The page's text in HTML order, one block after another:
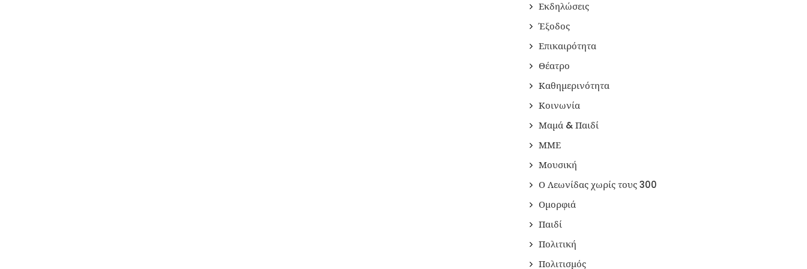
Εκδηλώσεις
Έξοδος
Επικαιρότητα
Θέατρο
Καθημερινότητα
Κοινωνία
Μαμά & Παιδί
ΜΜΕ
Μουσική
Ο Λεωνίδας χωρίς τους 300
Ομορφιά
Παιδί
Πολιτική
Πολιτισμός